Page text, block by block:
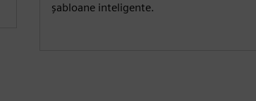
șabloane inteligente.